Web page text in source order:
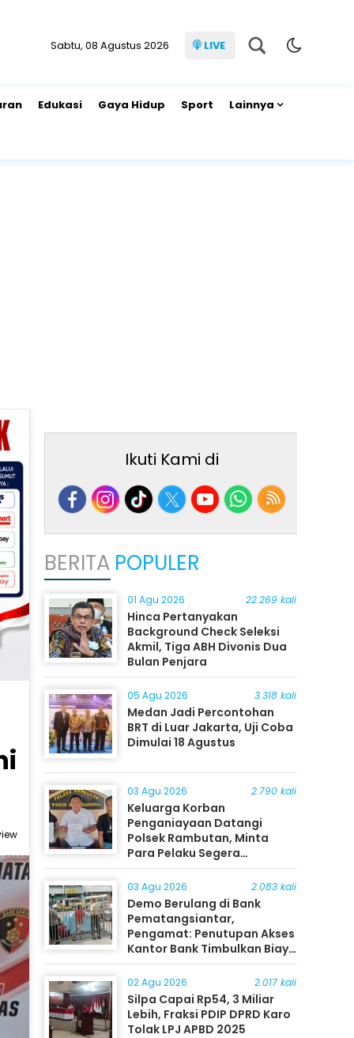
Sabtu, 08 Agustus 2026 LIVE
Edukasi Gaya Hidup Sport Lainnya
Ikuti Kami di
BERITA POPULER
01 Agu 2026 22.269 kali
Hinca Pertanyakan
Background Check Seleksi
Akmil, Tiga ABH Divonis Dua
Bulan Penjara
05 Agu 2026 3.318 kali
Medan Jadi Percontohan
BRT di Luar Jakarta, Uji Coba
Dimulai 18 Agustus
03 Agu 2026 2.790 kali
Keluarga Korban
Penganiayaan Datangi
Polsek Rambutan, Minta
Para Pelaku Segera
Ditangkap
03 Agu 2026 2.083 kali
Demo Berulang di Bank
Pematangsiantar,
Pengamat: Penutupan Akses
Kantor Bank Timbulkan Biaya
Ekonomi bagi Masyarakat
02 Agu 2026 2.017 kali
Silpa Capai Rp54, 3 Miliar
Lebih, Fraksi PDIP DPRD Karo
Tolak LPJ APBD 2025